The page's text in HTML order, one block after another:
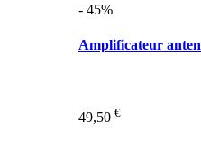
- 45%
Amplificateur
49,50 €